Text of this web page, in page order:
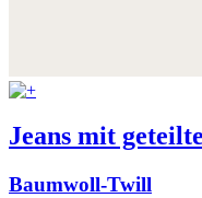
Jeans mit
Baumwoll-Twill